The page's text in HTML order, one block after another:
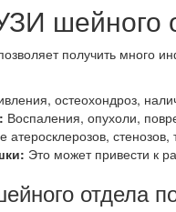
шейного
получить много
остеохондроз,
Воспаления, опухоли,
атеросклерозов,
Это может привести к
отдела